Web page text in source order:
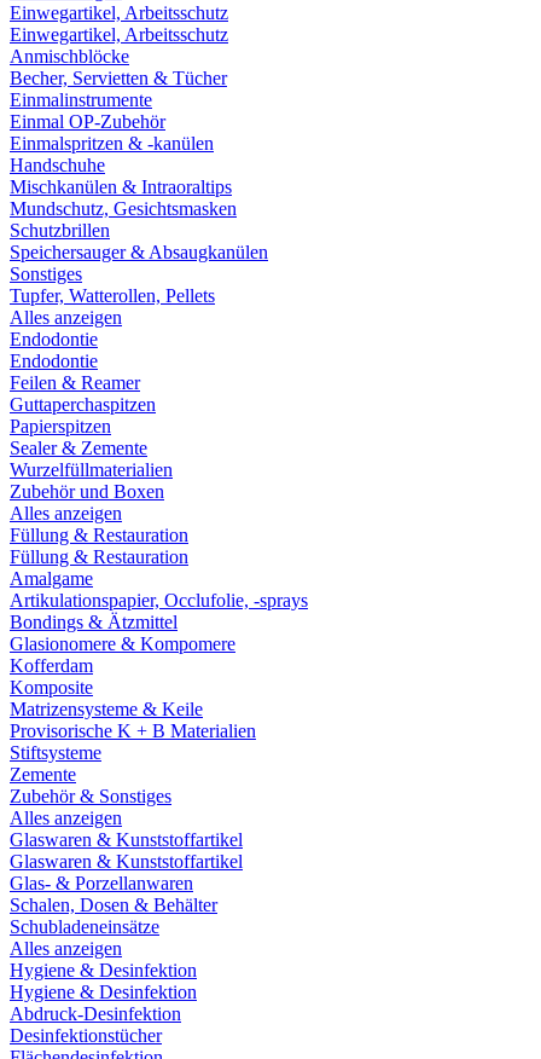
Einwegartikel, Arbeitsschutz
Einwegartikel, Arbeitsschutz
Anmischblöcke
Becher, Servietten & Tücher
Einmalinstrumente
Einmal OP-Zubehör
Einmalspritzen & -kanülen
Handschuhe
Mischkanülen & Intraoraltips
Mundschutz, Gesichtsmasken
Schutzbrillen
Speichersauger & Absaugkanülen
Sonstiges
Tupfer, Watterollen, Pellets
Alles anzeigen
Endodontie
Endodontie
Feilen & Reamer
Guttaperchaspitzen
Papierspitzen
Sealer & Zemente
Wurzelfüllmaterialien
Zubehör und Boxen
Alles anzeigen
Füllung & Restauration
Füllung & Restauration
Amalgame
Artikulationspapier, Occlufolie, -sprays
Bondings & Ätzmittel
Glasionomere & Kompomere
Kofferdam
Komposite
Matrizensysteme & Keile
Provisorische K + B Materialien
Stiftsysteme
Zemente
Zubehör & Sonstiges
Alles anzeigen
Glaswaren & Kunststoffartikel
Glaswaren & Kunststoffartikel
Glas- & Porzellanwaren
Schalen, Dosen & Behälter
Schubladeneinsätze
Alles anzeigen
Hygiene & Desinfektion
Hygiene & Desinfektion
Abdruck-Desinfektion
Desinfektionstücher